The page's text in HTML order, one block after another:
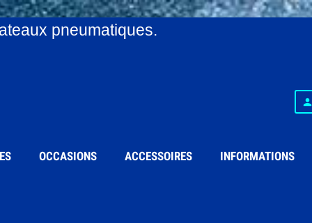
pneumatiques.
person
OCCASIONS ACCESSOIRES INFORMATIONS